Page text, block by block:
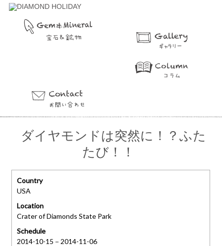
ダイヤモンドは突然に！？ふた
たび！！
Country
USA
Location
Crater of Diamonds State Park
Schedule
2014-10-15－2014-11-06